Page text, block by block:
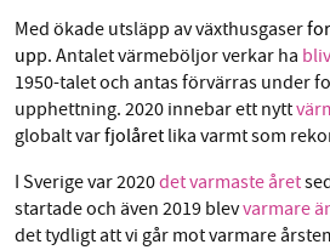
Threads
Med ökade utsläpp av växthusgaser
upp. Antalet värmeböljor verkar ha
1950-talet och antas förvärras under
upphettning. 2020 innebar ett nytt
globalt varfjolåret lika varmt som
I Sverige var 2020det varmaste året
startade och även 2019 blevvarmare
det tydligt att vi går mot varmare
SMB kämpar för en
starten 2010 har vår
miljödebatten
nyhetsbevakning och
utveckla vårt arbete – och
vill hjälpa
Stötta vårt arbete genom att